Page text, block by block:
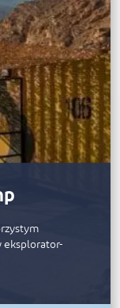
eksplorator-